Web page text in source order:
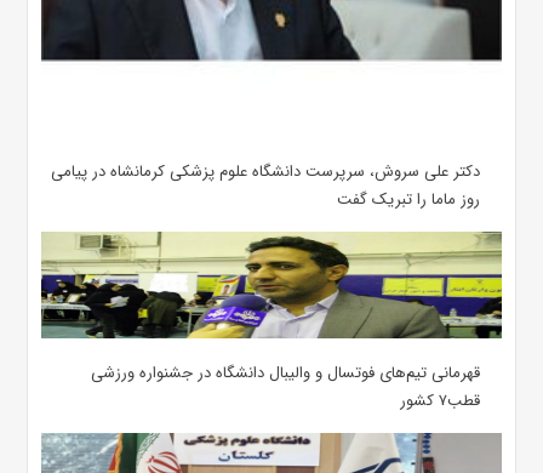
دکتر علی سروش، سرپرست دانشگاه علوم پزشکی کرمانشاه در پیامی
روز ماما را تبریک گفت
قهرمانی تیم‌های فوتسال و والیبال دانشگاه در جشنواره ورزشی
قطب۷ کشور